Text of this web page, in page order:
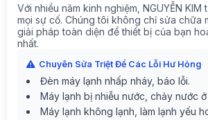
Với nhiều năm kinh nghiệm, NGUYỄN
mọi sự cố. Chúng tôi không chỉ sửa chữa
giải pháp toàn diện để thiết bị của bạn
nhất.
Chuyên Sửa Triệt Để Các Lỗi Hư Hỏng
Đèn máy lạnh nhấp nháy, báo lỗi.
Máy lạnh bị nhiễu nước, chảy nước
Máy lạnh không lạnh, làm lạnh yếu